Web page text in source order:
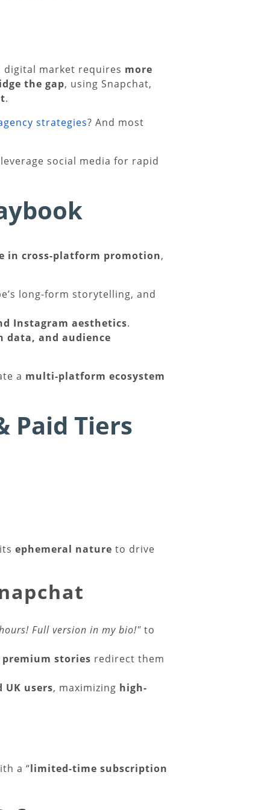
digital market requires more
the gap, using Snapchat,
.
strategies? And most
social media for rapid
in cross-platform promotion,
long-form storytelling, and
Instagram aesthetics.
data, and audience
a multi-platform ecosystem
Paid Tiers
ephemeral nature to drive
Full version in my bio!" to
stories redirect them
UK users, maximizing high-
a “limited-time subscription